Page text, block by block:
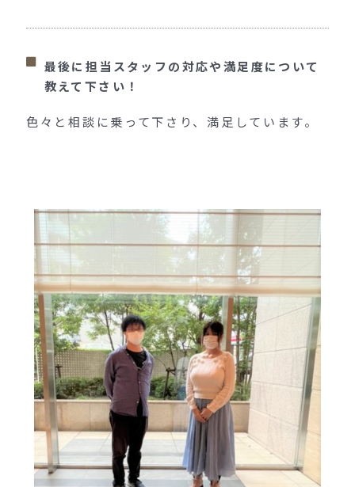
最後に担当スタッフの対応や満足度について
教えて下さい！
色々と相談に乗って下さり、満足しています。